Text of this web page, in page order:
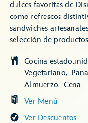
dulces favoritas de
como refrescos
sándwiches
selección de
Ver Menú
Cocina
Vegetariano
Almuerzo
Cena
Ver Descuentos